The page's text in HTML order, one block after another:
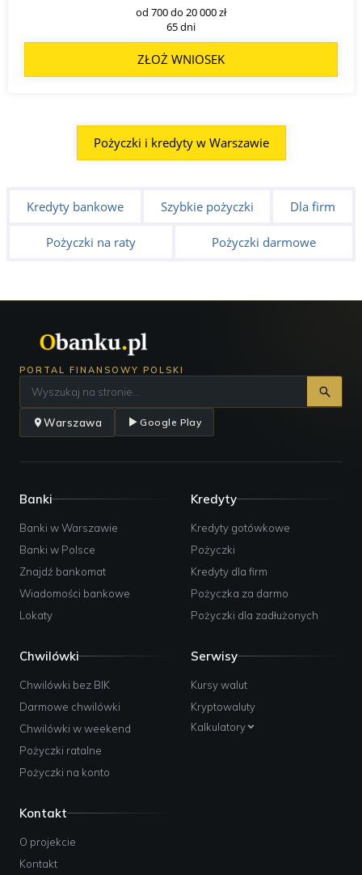
od 700 do 20 000 zł
65 dni
ZŁOŻ WNIOSEK
Pożyczki i kredyty w Warszawie
Kredyty bankowe Szybkie pożyczki Dla firm
Pożyczki na raty Pożyczki darmowe
PORTAL FINANSOWY POLSKI
Warszawa Google Play
Banki
Banki w Warszawie
Banki w Polsce
Znajdź bankomat
Wiadomości bankowe
Lokaty
Kredyty
Kredyty gotówkowe
Pożyczki
Kredyty dla firm
Pożyczka za darmo
Pożyczki dla zadłużonych
Chwilówki
Chwilówki bez BIK
Darmowe chwilówki
Chwilówki w weekend
Pożyczki ratalne
Pożyczki na konto
Serwisy
Kursy walut
Kryptowaluty
Kalkulatory
Kontakt
O projekcie
Kontakt